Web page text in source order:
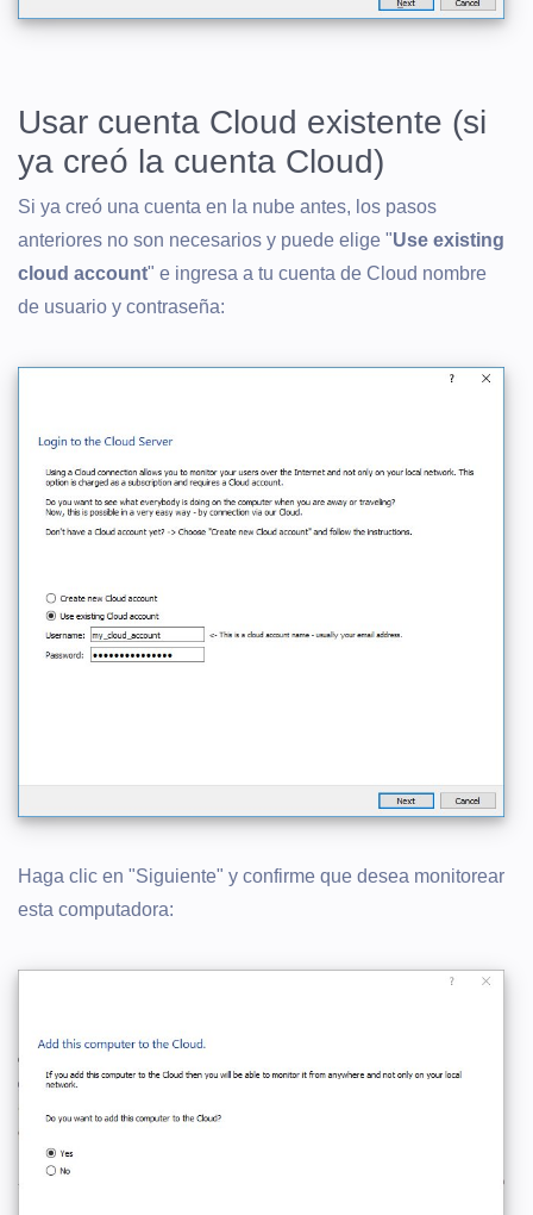
Usar cuenta Cloud existente (si
ya creó la cuenta Cloud)
Si ya creó una cuenta en la nube antes, los pasos
anteriores no son necesarios y puede elige "Use existing
cloud account" e ingresa a tu cuenta de Cloud nombre
de usuario y contraseña:
Haga clic en "Siguiente" y confirme que desea monitorear
esta computadora: